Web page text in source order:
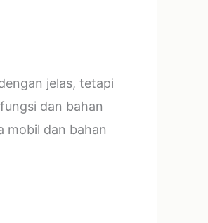
jelas, tetapi
dan bahan
mobil dan bahan